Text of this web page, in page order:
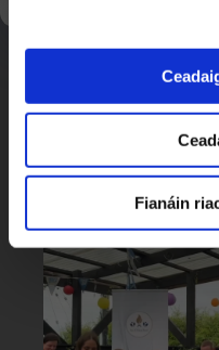
Fianáin
Blitz Comórtas sa